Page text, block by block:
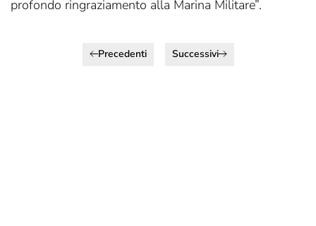
profondo ringraziamento alla Marina Militare”.
Precedenti Successivi